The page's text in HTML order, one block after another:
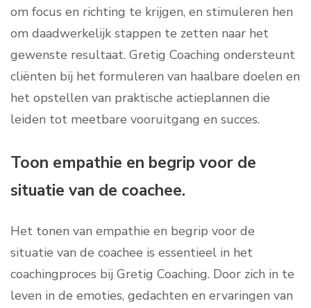
om focus en richting te krijgen, en stimuleren hen
om daadwerkelijk stappen te zetten naar het
gewenste resultaat. Gretig Coaching ondersteunt
cliënten bij het formuleren van haalbare doelen en
het opstellen van praktische actieplannen die
leiden tot meetbare vooruitgang en succes.
Toon empathie en begrip voor de
situatie van de coachee.
Het tonen van empathie en begrip voor de
situatie van de coachee is essentieel in het
coachingproces bij Gretig Coaching. Door zich in te
leven in de emoties, gedachten en ervaringen van